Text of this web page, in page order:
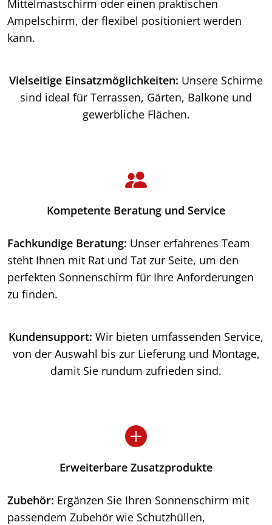
Mittelmastschirm oder einen praktischen
Ampelschirm, der flexibel positioniert werden
kann.
Vielseitige Einsatzmöglichkeiten: Unsere Schirme
sind ideal für Terrassen, Gärten, Balkone und
gewerbliche Flächen.
Kompetente Beratung und Service
Fachkundige Beratung: Unser erfahrenes Team
steht Ihnen mit Rat und Tat zur Seite, um den
perfekten Sonnenschirm für Ihre Anforderungen
zu finden.
Kundensupport: Wir bieten umfassenden Service,
von der Auswahl bis zur Lieferung und Montage,
damit Sie rundum zufrieden sind.
Erweiterbare Zusatzprodukte
Zubehör: Ergänzen Sie Ihren Sonnenschirm mit
passendem Zubehör wie Schutzhüllen,